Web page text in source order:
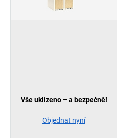
Vše uklizeno – a bezpečně!
Objednat nyní